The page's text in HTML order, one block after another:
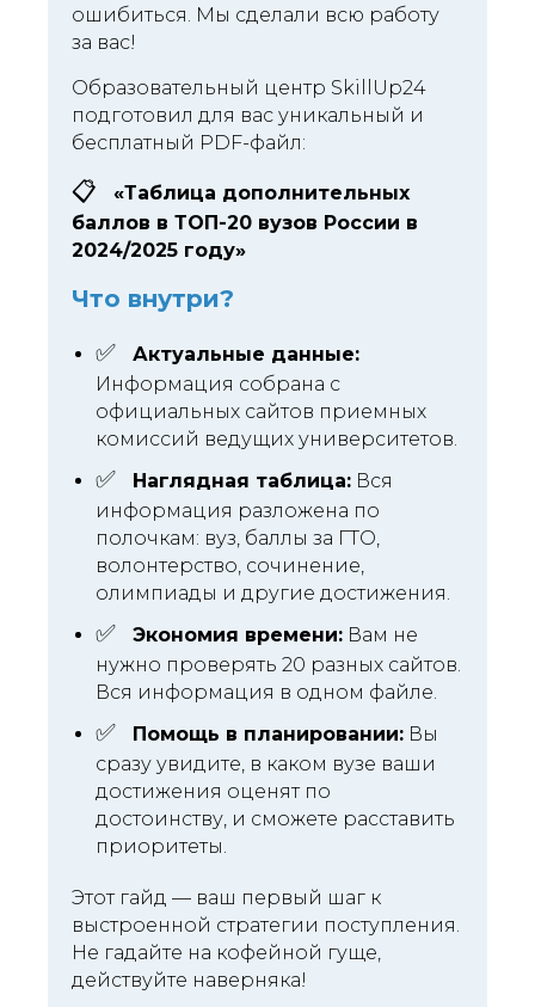
ошибиться. Мы сделали всю работу
за вас!
Образовательный центр SkillUp24
подготовил для вас уникальный и
бесплатный PDF-файл:
📋
«Таблица дополнительных
баллов в ТОП-20 вузов России в
2024/2025 году»
Что внутри?
✅
Актуальные данные:
Информация собрана с
официальных сайтов приемных
комиссий ведущих университетов.
✅ Наглядная таблица: Вся
информация разложена по
полочкам: вуз, баллы за ГТО,
волонтерство, сочинение,
олимпиады и другие достижения.
✅ Экономия времени: Вам не
нужно проверять 20 разных сайтов.
Вся информация в одном файле.
✅ Помощь в планировании: Вы
сразу увидите, в каком вузе ваши
достижения оценят по
достоинству, и сможете расставить
приоритеты.
Этот гайд — ваш первый шаг к
выстроенной стратегии поступления.
Не гадайте на кофейной гуще,
действуйте наверняка!